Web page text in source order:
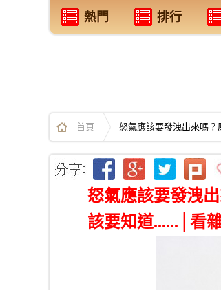
熱門 排行
首頁 怒氣應該要發洩出來嗎
怒氣應該要發洩
該要知道......│看